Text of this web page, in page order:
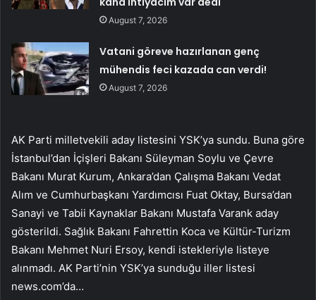
August 7, 2026
Vatani göreve hazırlanan genç
mühendis feci kazada can verdi!
August 7, 2026
AK Parti milletvekili aday listesini YSK’ya sundu. Buna göre
İstanbul’dan İçişleri Bakanı Süleyman Soylu ve Çevre
Bakanı Murat Kurum, Ankara’dan Çalışma Bakanı Vedat
Alım ve Cumhurbaşkanı Yardımcısı Fuat Oktay, Bursa’dan
Sanayi ve Tabii Kaynaklar Bakanı Mustafa Varank aday
gösterildi. Sağlık Bakanı Fahrettin Koca ve Kültür-Turizm
Bakanı Mehmet Nuri Ersoy, kendi istekleriyle listeye
alınmadı. AK Parti’nin YSK’ya sunduğu iller listesi
news.com’da…